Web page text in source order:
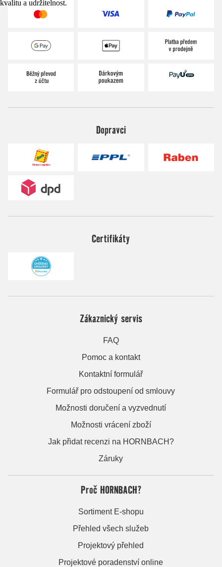
kvalitu a udržitelnost.
Dopravci
Certifikáty
Zákaznický servis
FAQ
Pomoc a kontakt
Kontaktní formulář
Formulář pro odstoupení od smlouvy
Možnosti doručení a vyzvednutí
Možnosti vrácení zboží
Jak přidat recenzi na HORNBACH?
Záruky
Proč HORNBACH?
Sortiment E-shopu
Přehled všech služeb
Projektový přehled
Projektové poradenství online